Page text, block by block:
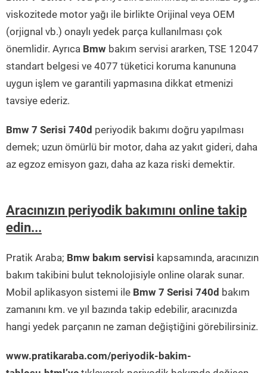
viskozitede motor yağı ile birlikte Orijinal veya OEM
(orjignal vb.) onaylı yedek parça kullanılması çok
önemlidir. Ayrıca Bmw bakım servisi ararken, TSE 12047
standart belgesi ve 4077 tüketici koruma kanununa
uygun işlem ve garantili yapmasına dikkat etmenizi
tavsiye ederiz.
Bmw 7 Serisi 740d periyodik bakımı doğru yapılması
demek; uzun ömürlü bir motor, daha az yakıt gideri, daha
az egzoz emisyon gazı, daha az kaza riski demektir.
Aracınızın periyodik bakımını online takip
edin...
Pratik Araba; Bmw bakım servisi kapsamında, aracınızın
bakım takibini bulut teknolojisiyle online olarak sunar.
Mobil aplikasyon sistemi ile Bmw 7 Serisi 740d bakım
zamanını km. ve yıl bazında takip edebilir, aracınızda
hangi yedek parçanın ne zaman değiştiğini görebilirsiniz.
www.pratikaraba.com/periyodik-bakim-